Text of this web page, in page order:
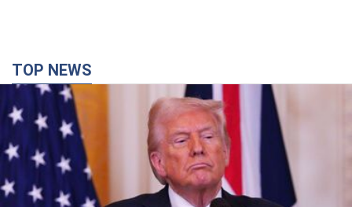
TOP NEWS